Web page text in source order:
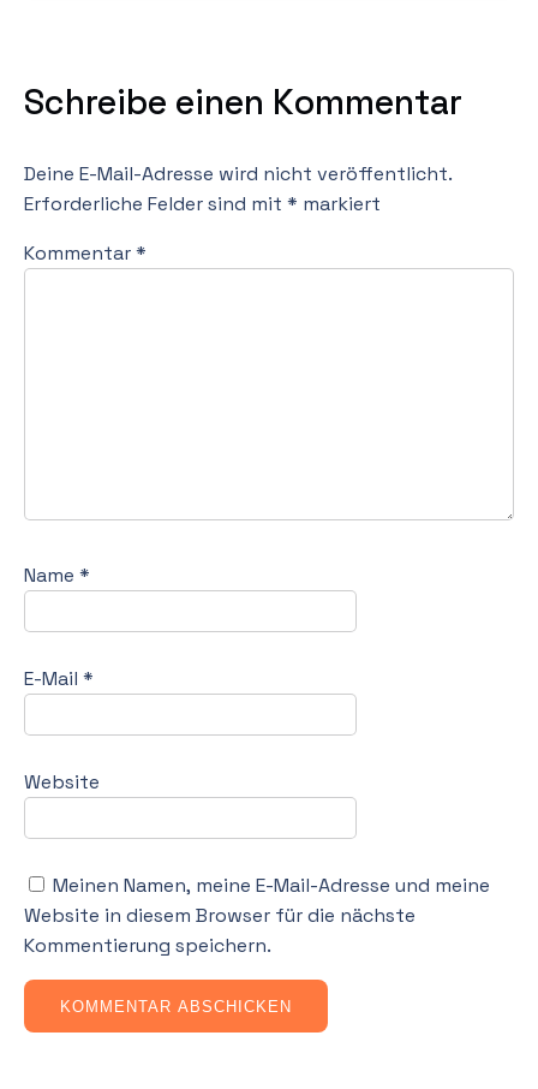
Schreibe einen Kommentar
Deine E-Mail-Adresse wird nicht veröffentlicht.
Erforderliche Felder sind mit * markiert
Kommentar*
Name *
E-Mail *
Website
Meinen Namen, meine E-Mail-Adresse und meine
Website in diesem Browser für die nächste
Kommentierung speichern.